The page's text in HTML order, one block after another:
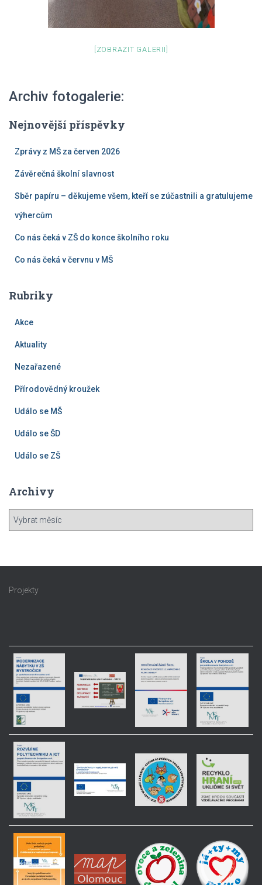
[ZOBRAZIT GALERII]
Archiv fotogalerie:
Nejnovější příspěvky
Zprávy z MŠ za červen 2026
Závěrečná školní slavnost
Sběr papíru – děkujeme všem, kteří se zúčastnili a gratulujeme
výhercům
Co nás čeká v ZŠ do konce školního roku
Co nás čeká v červnu v MŠ
Rubriky
Akce
Aktuality
Nezařazené
Přírodovědný kroužek
Událo se MŠ
Událo se ŠD
Událo se ZŠ
Archivy
i
yProjekty